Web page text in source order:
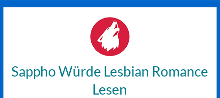
Sappho Würde Lesbian Romance
Lesen